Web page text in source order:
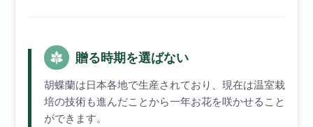
贈る時期を選ばない
胡蝶蘭は日本各地で生産されており、現在は温室栽
培の技術も進んだことから一年お花を咲かせること
ができます。